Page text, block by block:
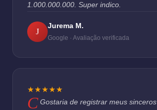
1.000.000.000. Super indico.
J
Jurema M.
Google · Avaliação verificada
★★★★★
Gostaria de registrar meus sinceros